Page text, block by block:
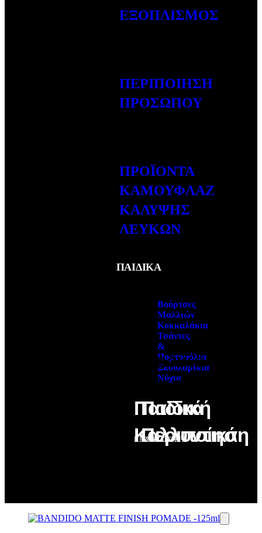
ΕΞΟΠΛΙΣΜΟΣ
ΠΕΡΙΠΟΙΗΣΗ
ΠΡΟΣΩΠΟΥ
ΠΡΟΪΟΝΤΑ
ΚΑΜΟΥΦΛΑΖ
ΚΑΛΥΨΗΣ
ΛΕΥΚΩΝ
ΠΑΙΔΙΚΑ
Βούρτσες
Μαλλιών
Κοκκαλάκια
Τσάντες
&
Πορτοφόλια
Σκουλαρίκια
Νύχια
Παιδικά
Αξεσουάρ
ΠΕΡΙΣΣΟΤΕΡΑ
Παιδικά
Καλλυντικά
ΠΕΡΙΣΣΟΤΕΡΑ
Παιδική
Περιποίηση